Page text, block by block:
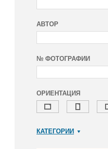
АВТОР
№ ФОТОГРАФИИ
ОРИЕНТАЦИЯ
КАТЕГОРИИ